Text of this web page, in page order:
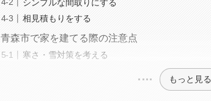
シンプルな間取りにする
相見積もりをする
青森市で家を建てる際の注意点
寒さ・雪対策を考える
もっと見る